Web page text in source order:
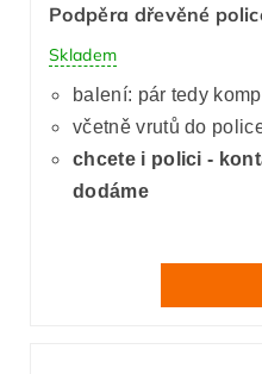
Podpěra dřevěné
Skladem
balení: pár tedy
včetně vrutů do
chcete i polici -
dodáme